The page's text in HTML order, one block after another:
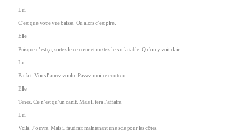
Lui
C’est que votre vue baisse. Ou alors c’est pire.
Elle
Puisque c’est ça, sortez le ce cœur et mettez-le sur la table. Qu’on y voit clair.
Lui
Parfait. Vous l’aurez voulu. Passez-moi ce couteau.
Elle
Tenez. Ce n’est qu’un canif. Mais il fera l’affaire.
Lui
Voilà. J’ouvre. Mais il faudrait maintenant une scie pour les côtes.